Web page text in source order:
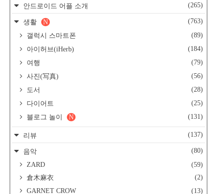
안드로이드 어플 소개 (265)
생활 (763)
N
갤럭시 스마트폰
(89)
아이허브(iHerb)
(184)
여행
(79)
사진(写真)
(56)
도서
(28)
다이어트
(25)
블로그 놀이
(131)
N
리뷰 (137)
음악
(80)
ZARD
(59)
倉木麻衣
(2)
GARNET CROW
(13)